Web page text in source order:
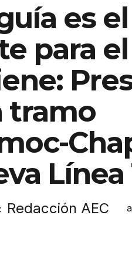
es
para
tramo
Redacción AEC